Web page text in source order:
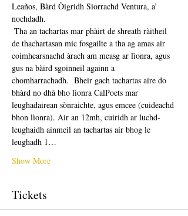
Leaños, Bàrd Òigridh Siorrachd Ventura, a’
nochdadh.
de thachartasan mic fosgailte a tha ag amas air
coimhearsnachd àrach am measg ar lìonra, agus
gus na bàird sgoinneil againn a
chomharrachadh.  Bheir gach tachartas aire do
bhàrd no dhà bho lìonra CalPoets mar
leughadairean sònraichte, agus emcee (cuideachd
bhon lìonra). Air an 12mh, cuiridh ar luchd-
leughaidh ainmeil an tachartas air bhog le
leughadh 1…
Show More
Tickets